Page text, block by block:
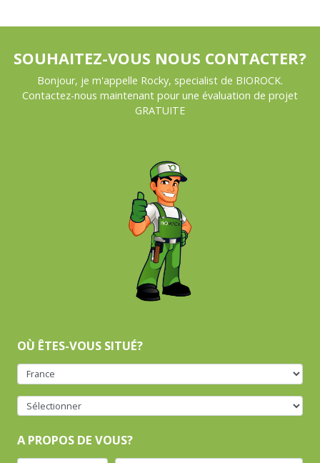
SOUHAITEZ-VOUS NOUS CONTACTER?
Bonjour, je m'appelle Rocky, specialist de BIOROCK.
Contactez-nous maintenant pour une évaluation de projet
GRATUITE
OÙ ÊTES-VOUS SITUÉ?
A PROPOS DE VOUS?